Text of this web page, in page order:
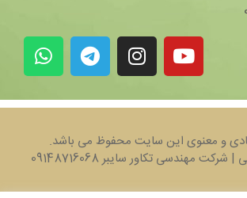
و معنوی این سایت محفوظ می باشد.
مهندسی تکاور سایبر 09148716068